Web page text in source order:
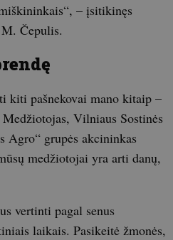
– įsitikinęs
Čepulis.
kiti pašnekovai mano kitaip –
Vilniaus Sostinės
Agro“ grupės akcininkas
medžiotojai yra arti danų,
vertinti pagal senus
laikais. Pasikeitė žmonės,